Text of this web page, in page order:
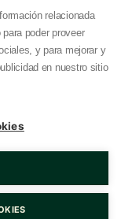
relacionada
poder proveer
y para mejorar y
en nuestro sitio